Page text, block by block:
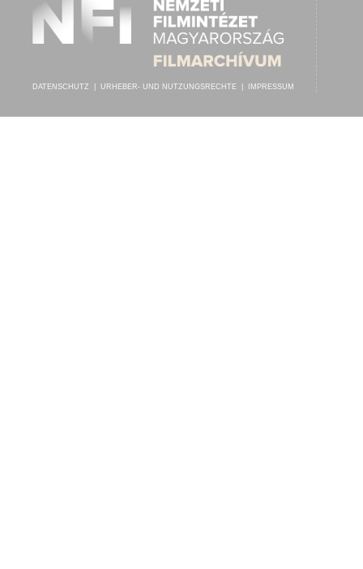
DATENSCHUTZ URHEBER- UND NUTZUNGSRECHTE IMPRESSUM